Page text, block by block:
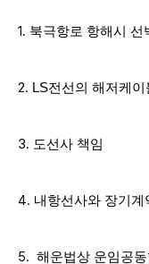
1. 북극항로 항해시 선
2. LS전선의 해저케이
3. 도선사 책임
4. 내항선사와 장기
5. 해운법상 운임공